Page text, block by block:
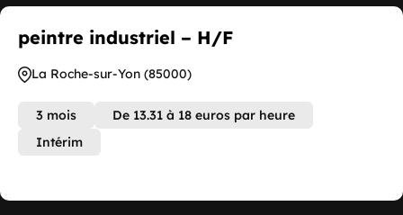
peintre industriel – H/F
La Roche-sur-Yon (85000)
3 mois
De 13.31 à 18 euros par heure
Intérim